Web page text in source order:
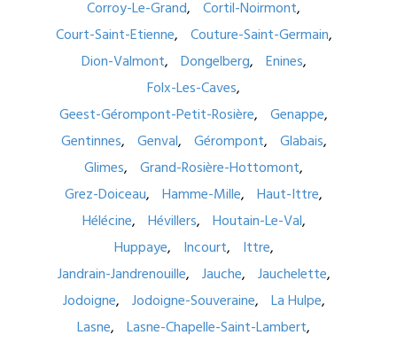
Corroy-Le-Grand
Cortil-Noirmont
Court-Saint-Etienne
Couture-Saint-Germain
Dion-Valmont
Dongelberg
Enines
Folx-Les-Caves
Geest-Gérompont-Petit-Rosière
Genappe
Gentinnes
Genval Gérompont
Glabais
Glimes
Grand-Rosière-Hottomont
Grez-Doiceau
Hamme-Mille
Haut-Ittre
Hélécine
Hévillers
Houtain-Le-Val
Huppaye
Incourt
Ittre
Jandrain-Jandrenouille
Jauche
Jauchelette
Jodoigne
Jodoigne-Souveraine
La Hulpe
Lasne
Lasne-Chapelle-Saint-Lambert